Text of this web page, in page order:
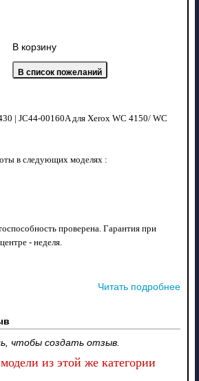
В корзину
| JC44-00160A для Xerox WC 4150/ WC
в следующих моделях :
проверена. Гарантия при
- неделя.
Читать подробнее
чтобы создать отзыв.
из этой же категории